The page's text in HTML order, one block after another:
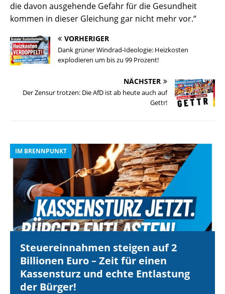
die davon ausgehende Gefahr für die Gesundheit
kommen in dieser Gleichung gar nicht mehr vor.“
VORHERIGER
Dank grüner Windrad-Ideologie: Heizkosten
explodieren um bis zu 99 Prozent!
NÄCHSTER
Der Zensur trotzen: Die AfD ist ab heute auch auf
Gettr!
IM BRENNPUNKT
Steuereinnahmen steigen auf 2
Billionen Euro – Zeit für einen
Kassensturz und echte Entlastung
der Bürger!